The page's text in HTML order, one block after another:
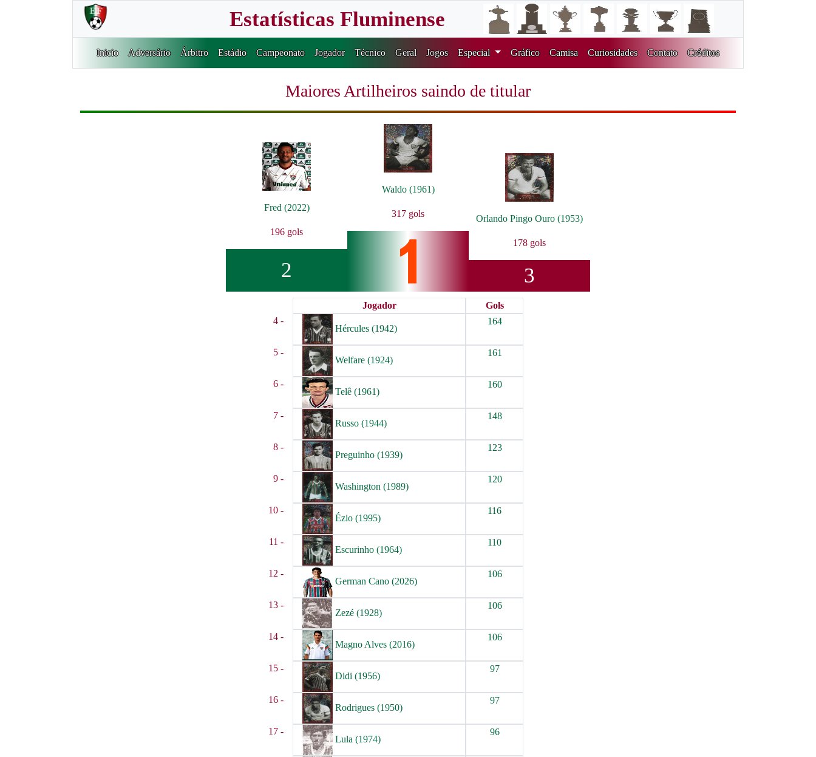
Estatísticas Fluminense
Inicio Adversário Árbitro Estádio Campeonato Jogador Técnico Geral Jogos Especial Gráfico Camisa Curiosidades Contato Créditos
Maiores Artilheiros saindo de titular
Fred (2022)
196 gols
2
Waldo (1961)
317 gols Orlando Pingo Ouro (1953)
178 gols
3
Jogador
Gols
4 -
Hércules (1942)
164
5 -
Welfare (1924)
161
6 -
Telê (1961)
160
7 -
Russo (1944)
148
8 -
Preguinho (1939)
123
9 -
Washington (1989)
120
10 -
Ézio (1995)
116
11 -
Escurinho (1964)
110
12 -
German Cano (2026)
106
13 -
Zezé (1928)
106
14 -
Magno Alves (2016)
106
15 -
Didi (1956)
97
16 -
Rodrigues (1950)
97
17 -
Lula (1974)
96